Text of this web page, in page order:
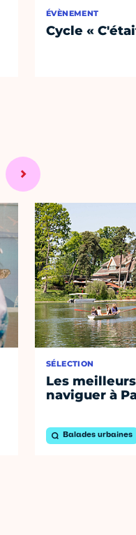
ÉVÈNEMENT
Cycle «
SÉLECTION
Les
naviguer à
Balades urbaines